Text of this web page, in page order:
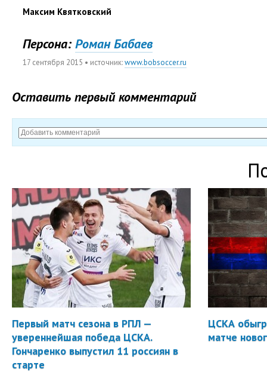
Максим Квятковский
Персона: Роман Бабаев
17 сентября 2015 • источник:www.bobsoccer.ru
Оставить первый комментарий
Первый матч сезона в РПЛ —
увереннейшая победа ЦСКА.
Гончаренко выпустил 11 россиян в
старте
ЦСКА
матче